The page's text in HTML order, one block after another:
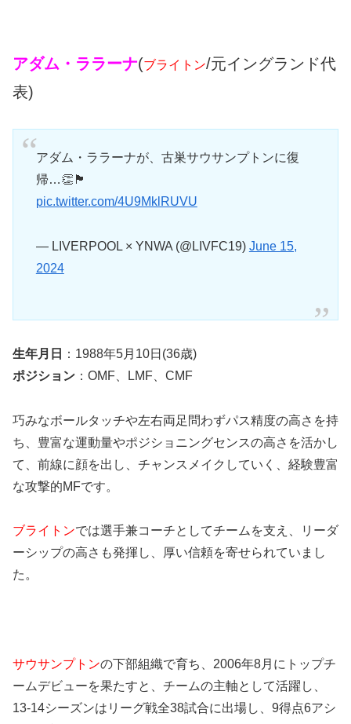
アダム・ララーナ(ブライトン/元イングランド代
表)
アダム・ララーナが、古巣サウサンプトンに復
帰…👏🏴󠁧󠁢󠁥󠁮󠁧󠁿
pic.twitter.com/4U9MklRUVU
— LIVERPOOL × YNWA (@LIVFC19) June 15,
2024
生年月日
：1988年5月10日(36歳)
ポジション ：OMF、LMF、CMF
巧みなボールタッチや左右両足問わずパス精度の高さを持
ち、豊富な運動量やポジショニングセンスの高さを活かし
て、前線に顔を出し、チャンスメイクしていく、経験豊富
な攻撃的MFです。
ブライトンでは選手兼コーチとしてチームを支え、リーダ
ーシップの高さも発揮し、厚い信頼を寄せられていまし
た。
サウサンプトンの下部組織で育ち、2006年8月にトップチ
ームデビューを果たすと、チームの主軸として活躍し、
13-14シーズンはリーグ戦全38試合に出場し、9得点6アシ